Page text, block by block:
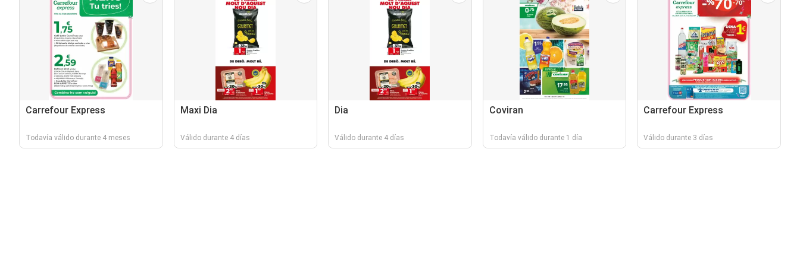
Carrefour Express
Todavía válido durante 4 meses
Maxi Dia
Válido durante 4 días
Dia
Válido durante 4 días
Coviran
Todavía válido durante 1 día
Carrefour Express
Válido durante 3 días